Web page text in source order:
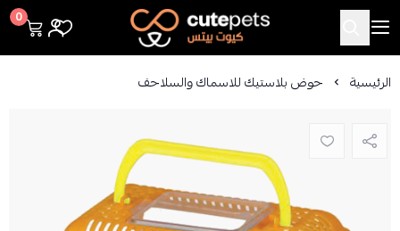
Cutepets
0
الرئيسية حوض بلاستيك للاسماك والسلاحف